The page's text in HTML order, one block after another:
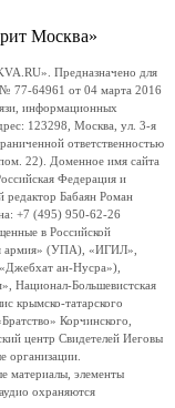
Москва»
Предназначено для
77-64961 от 04 марта 2016
информационных
123298, Москва, ул. 3-я
ответственностью
22). Доменное имя сайта
Федерация и
редактор Бабаян Роман
+7 (495) 950-62-26
в Российской
армия» (УПА), «ИГИЛ»,
ан-Нусра»),
Национал-Большевистская
крымско-татарского
Корчинского,
центр Свидетелей Иеговы
организации.
материалы, элементы
охраняются